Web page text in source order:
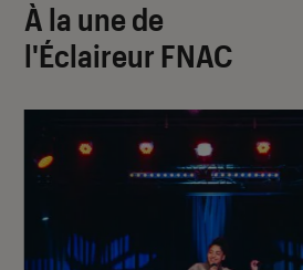
À la une de
l'Éclaireur FNAC